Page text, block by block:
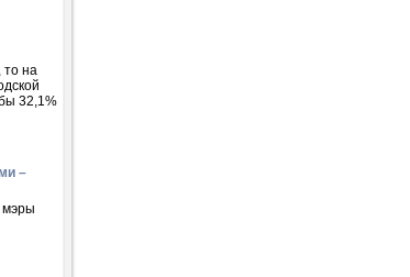
то на
32,1%
–
мэры